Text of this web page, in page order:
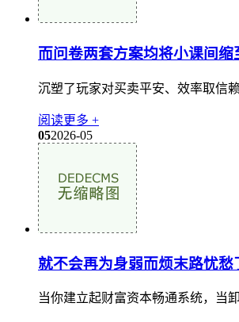
而问卷两套方案均将小课间缩
沉塑了玩家对买卖平安、效率取信
阅读更多 +
052026-05
就不会再为身弱而烦末路忧愁
当你建立起财富资本畅通系统，当